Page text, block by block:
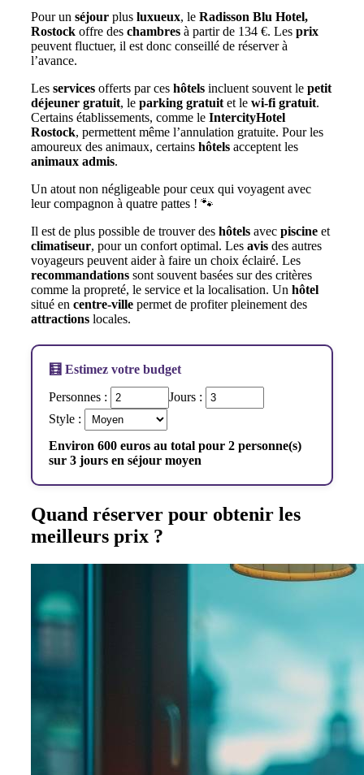
Pour un séjour plus luxueux, le Radisson Blu Hotel,
Rostock offre des chambres à partir de 134 €. Les prix
peuvent fluctuer, il est donc conseillé de réserver à
l’avance.
Les services offerts par ces hôtels incluent souvent le petit
déjeuner gratuit, le parking gratuit et le wi-fi gratuit.
Certains établissements, comme le IntercityHotel
Rostock, permettent même l’annulation gratuite. Pour les
amoureux des animaux, certains hôtels acceptent les
animaux admis.
Un atout non négligeable pour ceux qui voyagent avec
leur compagnon à quatre pattes ! 🐾
Il est de plus possible de trouver des hôtels avec piscine et
climatiseur, pour un confort optimal. Les avis des autres
voyageurs peuvent aider à faire un choix éclairé. Les
recommandations sont souvent basées sur des critères
comme la propreté, le service et la localisation. Un hôtel
situé en centre-ville permet de profiter pleinement des
attractions locales.
🧮 Estimez votre budget
Personnes :
Jours :
Style :
Environ 600 euros au total pour 2 personne(s)
sur 3 jours en séjour moyen
Quand réserver pour obtenir les
meilleurs prix ?